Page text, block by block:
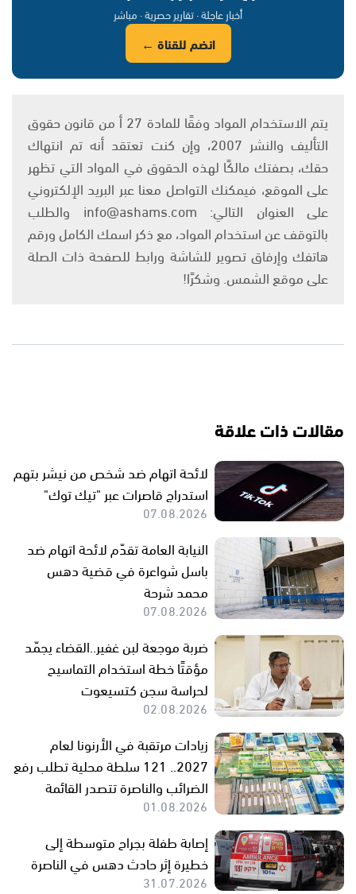
أخبار عاجلة · تقارير حصرية · مباشر
انضم للقناة ←
يتم الاستخدام المواد وفقًا للمادة 27 أ من قانون حقوق
التأليف والنشر 2007، وإن كنت تعتقد أنه تم انتهاك
حقك، بصفتك مالكًا لهذه الحقوق في المواد التي تظهر
على الموقع، فيمكنك التواصل معنا عبر البريد الإلكتروني
على العنوان التالي: info@ashams.com والطلب
بالتوقف عن استخدام المواد، مع ذكر اسمك الكامل ورقم
هاتفك وإرفاق تصوير للشاشة ورابط للصفحة ذات الصلة
على موقع الشمس. وشكرًا!
مقالات ذات علاقة
لائحة اتهام ضد شخص من نيشر بتهم
استدراج قاصرات عبر "تيك توك"
07.08.2026
النيابة العامة تقدّم لائحة اتهام ضد
باسل شواعرة في قضية دهس
محمد شرحة
07.08.2026
ضربة موجعة لبن غفير..القضاء يجمّد
مؤقتًا خطة استخدام التماسيح
لحراسة سجن كتسيعوت
02.08.2026
زيادات مرتقبة في الأرنونا لعام
2027.. 121 سلطة محلية تطلب رفع
الضرائب والناصرة تتصدر القائمة
01.08.2026
إصابة طفلة بجراح متوسطة إلى
خطيرة إثر حادث دهس في الناصرة
31.07.2026